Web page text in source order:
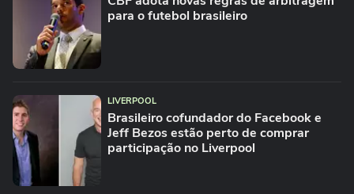
para o futebol brasileiro
LIVERPOOL
Brasileiro cofundador do Facebook e
Jeff Bezos estão perto de comprar
participação no Liverpool